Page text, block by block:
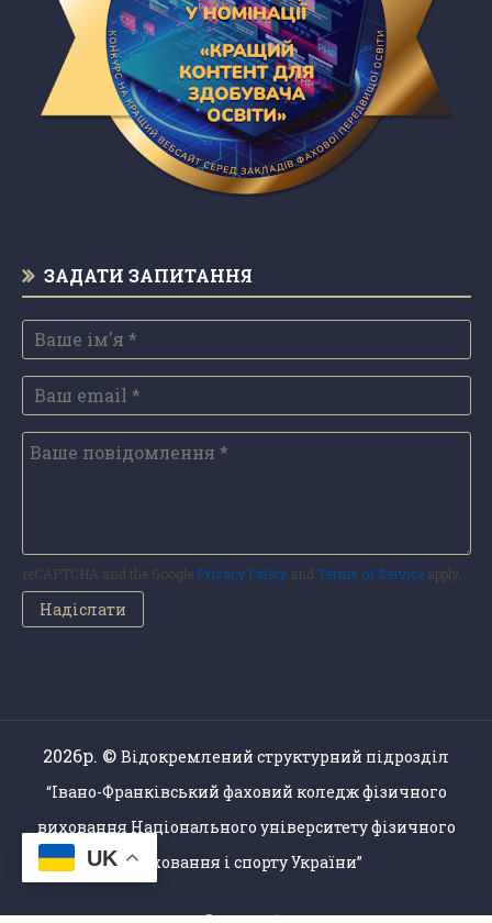
ЗАДАТИ ЗАПИТАННЯ
reCAPTCHA and the Google Privacy Policyand Terms of Serviceapply.
2026р. © Відокремлений структурний підрозділ
“Івано-Франківський фаховий коледж фізичного
виховання Національного університету фізичного
виховання і спорту України”
UK